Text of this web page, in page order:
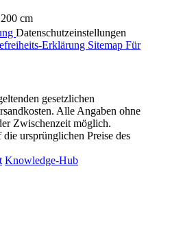
cm
Datenschutzeinstellungen
Erklärung Sitemap Für
gesetzlichen
Alle Angaben ohne
Zwischenzeit möglich.
ursprünglichen Preise des
Knowledge-Hub